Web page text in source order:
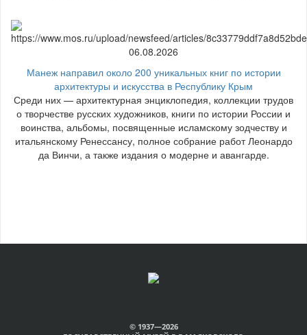
06.08.2026
Манеж направил около 200 уникальных книг по истории
архитектуры и искусства в Республику Крым
Среди них — архитектурная энциклопедия, коллекции трудов
о творчестве русских художников, книги по истории России и
воинства, альбомы, посвященные исламскому зодчеству и
итальянскому Ренессансу, полное собрание работ Леонардо
да Винчи, а также издания о модерне и авангарде.
© 1937—2026